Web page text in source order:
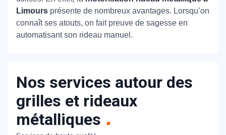
Limours présente de nombreux avantages. Lorsqu’on
connaît ses atouts, on fait preuve de sagesse en
automatisant son rideau manuel.
Nos services autour des
grilles et rideaux
métalliques